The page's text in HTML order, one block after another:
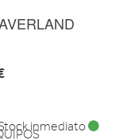
inmediato